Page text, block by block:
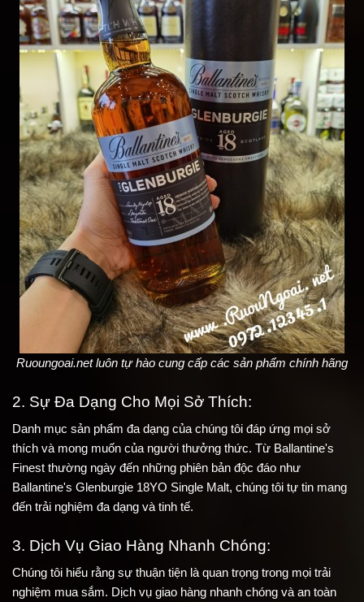
Ruoungoai.net luôn tự hào cung cấp các sản phẩm chính hãng
2. Sự Đa Dạng Cho Mọi Sở Thích:
Danh mục sản phẩm đa dạng của chúng tôi đáp ứng mọi sở
thích và mong muốn của người thưởng thức. Từ Ballantine's
Finest thường ngày đến những phiên bản độc đáo như
Ballantine's Glenburgie 18YO Single Malt, chúng tôi tự tin mang
đến trải nghiệm đa dạng và tinh tế.
3. Dịch Vụ Giao Hàng Nhanh Chóng:
Chúng tôi hiểu rằng sự thuận tiện là quan trọng trong mọi trải
nghiệm mua sắm. Dịch vụ giao hàng nhanh chóng và an toàn